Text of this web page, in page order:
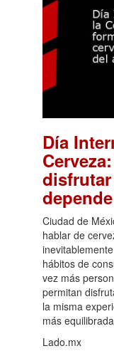
Día
disfrutar
Ciudad de
hablar de
hábitos de
vez más
permitan
la misma
más
Lado.mx